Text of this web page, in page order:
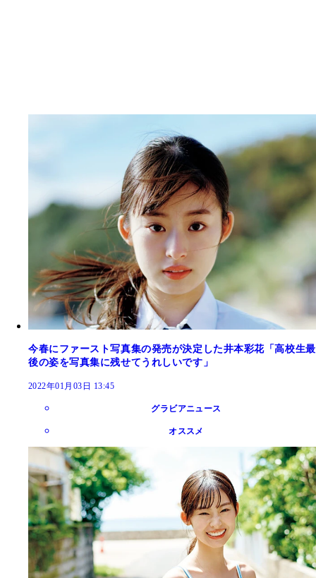
今春にファースト写真集の発売が決定した井本彩花「高校生最
後の姿を写真集に残せてうれしいです」
2022年01月03日 13:45
グラビアニュース
オススメ